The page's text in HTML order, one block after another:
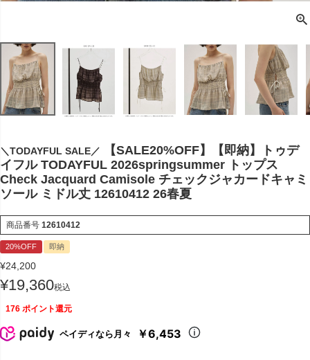
＼TODAYFUL SALE／
【SALE20%OFF】【即納】トゥデ
イフル TODAYFUL 2026springsummer トップス
Check Jacquard Camisole チェックジャカードキャミ
ソール ミドル丈 12610412 26春夏
商品番号 12610412
20%OFF 即納
¥24,200
¥19,360税込
176 ポイント還元
ペイディなら月々 ￥6,453